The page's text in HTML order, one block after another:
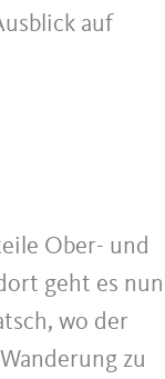
auf
Ober- und
geht es nun
wo der
zu